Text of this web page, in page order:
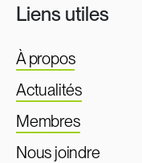
Liens utiles
À propos
Actualités
Membres
Nous joindre